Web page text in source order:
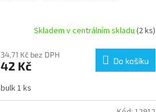
Skladem v centrálním skladu (2 ks)
34,71 Kč bez DPH
42 Kč Do košíku
bulk 1 ks